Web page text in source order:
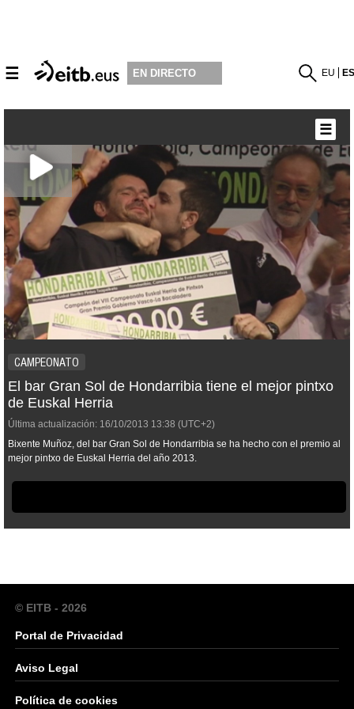
☰ EN DIRECTO EU
CAMPEONATO
El bar Gran Sol de Hondarribia tiene el mejor pintxo
de Euskal Herria
Última actualización: 16/10/2013 13:38 (UTC+2)
Bixente Muñoz, del bar Gran Sol de Hondarribia se ha hecho con el premio al
mejor pintxo de Euskal Herria del año 2013.
☰
© EITB - 2026
Portal de Privacidad
Aviso Legal
Política de cookies